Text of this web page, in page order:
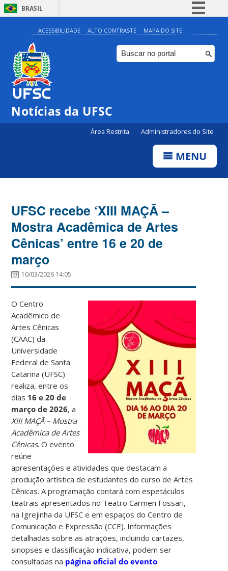
BRASIL
Simplifique!
Comunica BR
Participe
ACESSIBILIDADE ALTO CONTRASTE MAPA DO SITE
Notícias da UFSC
Área Restrita Administradores do Site
MENU
UFSC recebe ‘XIII MAÇÃ –
Mostra Acadêmica de Artes
Cênicas’ entre 16 e 20 de
março
10/03/2026 14:05
O Centro
Acadêmico de
Artes Cênicas
(CAAC) da
Universidade
Federal de Santa
Catarina (UFSC)
realiza, entre os
dias 16 e 20 de
março de 2026, a
XIII MAÇÃ – Mostra
Acadêmica de Artes
Cênicas. O evento
reúne
apresentações e atividades que destacam a
produção artística de estudantes do curso de Artes
Cênicas.A programação contará com espetáculos
teatrais apresentados no Teatro Carmen Fossari,
na Igrejinha da UFSC e em espaços do Centro de
Comunicação e Expressão (CCE). Informações
detalhadas sobre as atrações, incluindo cartazes,
sinopses e classificação indicativa, podem ser
consultadas na página oficial do evento.